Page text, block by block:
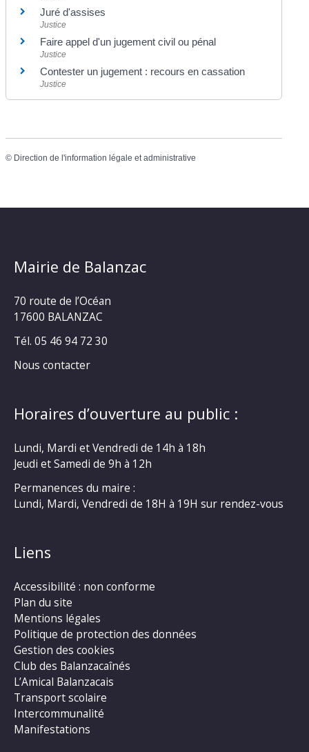
Juré d'assises
Justice
Faire appel d'un jugement civil ou pénal
Justice
Contester un jugement : recours en cassation
Justice
© Direction de l'information légale et administrative
Mairie de Balanzac
70 route de l’Océan
17600 BALANZAC
Tél. 05 46 94 72 30
Nous contacter
Horaires d’ouverture au public :
Lundi, Mardi et Vendredi de 14h à 18h
Jeudi et Samedi de 9h à 12h
Permanences du maire :
Lundi, Mardi, Vendredi de 18H à 19H sur rendez-vous
Liens
Accessibilité : non conforme
Plan du site
Mentions légales
Politique de protection des données
Gestion des cookies
Club des Balanzacaînés
L’Amical Balanzacais
Transport scolaire
Intercommunalité
Manifestations